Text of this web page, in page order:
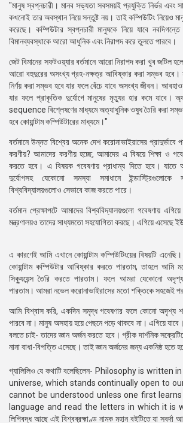
"মানুষ স্বপ্নচারী। মানব সভ্যতা সবসময়ই প্রযুক্তি নির্ভর এবং
কখনোই তার অবস্থান নিয়ে সন্তুষ্ট নয়। তাই কম্পিউটিং নিয়েও
করেছে। কম্পিউটার স্বপ্নচারী মানুষকে নিয়ে যাবে
বিমানব্যবস্থাকে আরো আধুনিক এবং নিরাপদ করে তুলতে পারবে।
জেট বিমানের সফটওয়্যার বর্তমানে আরো নিরাপদ করা খুব জটিল
আরো বহুদুরের অসংখ্য গ্রহ-নক্ষত্র আবিষ্কার করা সম্ভব হবে।
নির্ণয় করা সম্ভব হবে যার ফলে বেঁচে যাবে অসংখ্য জীবন।
যার ফলে প্রাকৃতিক দুর্যোগে মানুষের মৃত্যুর হার কমে যাবে।
sequence বিশ্লেষণের মাধ্যমে অত্যাধুনিক ওষুধ তৈরি করা
হবে কোয়ান্টাম কম্পিউটারের মাধ্যমে।"
বর্তমানে উন্নত বিশ্বের অনেক দেশ করোনাভাইরাসের প্রাদুর্ভাবে
করণীয়? আমাদের করণীয় হচ্ছে, আমাদের এ বিষয়ে শিক্ষা ও
করতে হবে। এ বিষয়ক গবেষণায় প্রাধান্য দিতে হবে। যাতে
দুর্যোগসহ যেকোনো সমস্যা সমাধানে ইন্ডাস্ট্রিগুলোকে
বিশ্ববিদ্যালয়গুলোও সেভাবে কাজ করতে পারে।
বর্তমান প্রেক্ষাপটে আমাদের বিশ্ববিদ্যালয়গুলো গবেষণায়
মন্ত্রণালয়ও তাদের সাধ্যমতো সহযোগিতা করছে। এগিয়ে এসেছে
এ কারণেই আমি এখানে কোয়ান্টাম কম্পিউটিংয়ের বিষয়টি
কোয়ান্টাম কম্পিউটার আবিষ্কার করতে পারতাম, তাহলে আমি
সিক্যুয়েন্স তৈরি করতে পারতাম। ফলে আমরা যেকোনো
পারতাম। আমরা নভেল করোনাভাইরাসের মতো শক্তিকে সহজেই
আমি বিশ্বাস করি, একদিন সমৃদ্ধ গবেষণার ফলে কোনো অদৃশ্য
পারবে না। মানুষ অসহায় হয়ে পেছনে পড়ে থাকবে না। এগিয়ে
বলতে চাই- তাদের জ্ঞান অর্জন করতে হবে। গ্রীক দার্শনিক
নানা বাধা-বিপত্তি এসেছে। তাই জ্ঞান অর্জনের জন্য একনিষ্ঠ হতে
গ্যালিলিও যে কথাটি বলেছিলেন- Philosophy is
universe, which stands continually open to
cannot be understood unless one first
language and read the letters in which it is
লিপিবদ্ধ আছে এই বিশ্বব্রহ্মাণ্ড নামক মহান বইটিতে যা সবর্দা